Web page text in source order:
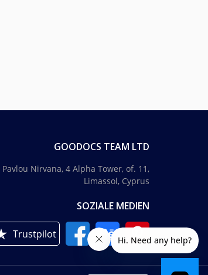
GOODOCS TEAM LTD
Pavlou Nirvana, 4 Alpha Tower, of. 11,
Limassol, Cyprus
SOZIALE MEDIEN
Trustpilot